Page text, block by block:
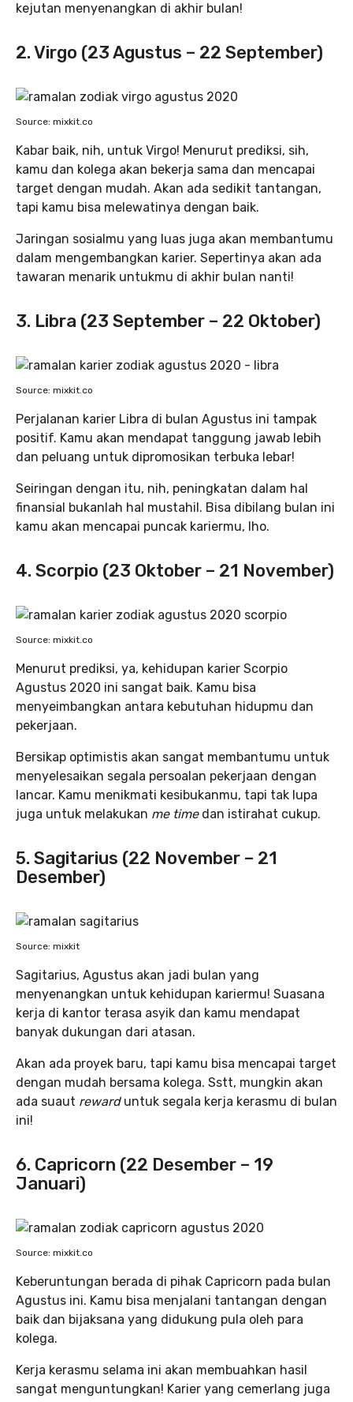
kejutan menyenangkan di akhir bulan!
2. Virgo (23 Agustus – 22 September)
Source: mixkit.co
Kabar baik, nih, untuk Virgo! Menurut prediksi, sih,
kamu dan kolega akan bekerja sama dan mencapai
target dengan mudah. Akan ada sedikit tantangan,
tapi kamu bisa melewatinya dengan baik.
Jaringan sosialmu yang luas juga akan membantumu
dalam mengembangkan karier. Sepertinya akan ada
tawaran menarik untukmu di akhir bulan nanti!
3. Libra (23 September – 22 Oktober)
Source: mixkit.co
Perjalanan karier Libra di bulan Agustus ini tampak
positif. Kamu akan mendapat tanggung jawab lebih
dan peluang untuk dipromosikan terbuka lebar!
Seiringan dengan itu, nih, peningkatan dalam hal
finansial bukanlah hal mustahil. Bisa dibilang bulan ini
kamu akan mencapai puncak kariermu, lho.
4. Scorpio (23 Oktober – 21 November)
Source: mixkit.co
Menurut prediksi, ya, kehidupan karier Scorpio
Agustus 2020 ini sangat baik. Kamu bisa
menyeimbangkan antara kebutuhan hidupmu dan
pekerjaan.
Bersikap optimistis akan sangat membantumu untuk
menyelesaikan segala persoalan pekerjaan dengan
lancar. Kamu menikmati kesibukanmu, tapi tak lupa
juga untuk melakukan me timedan istirahat cukup.
5. Sagitarius (22 November – 21
Desember)
Source: mixkit
Sagitarius, Agustus akan jadi bulan yang
menyenangkan untuk kehidupan kariermu! Suasana
kerja di kantor terasa asyik dan kamu mendapat
banyak dukungan dari atasan.
Akan ada proyek baru, tapi kamu bisa mencapai target
dengan mudah bersama kolega. Sstt, mungkin akan
ada suaut rewarduntuk segala kerja kerasmu di bulan
ini!
6. Capricorn (22 Desember – 19
Januari)
Source: mixkit.co
Keberuntungan berada di pihak Capricorn pada bulan
Agustus ini. Kamu bisa menjalani tantangan dengan
baik dan bijaksana yang didukung pula oleh para
kolega.
Kerja kerasmu selama ini akan membuahkan hasil
sangat menguntungkan! Karier yang cemerlang juga